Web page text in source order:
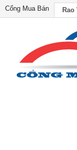
Cổng Mua Bán Rao